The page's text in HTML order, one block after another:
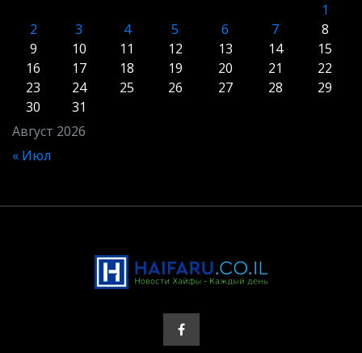
Август 2026
1
2
3 4 5 6 7
8
9
10 11 12 13 14
15
16
17 18 19 20 21
22
23
24 25 26 27 28
29
30
31
« Июл